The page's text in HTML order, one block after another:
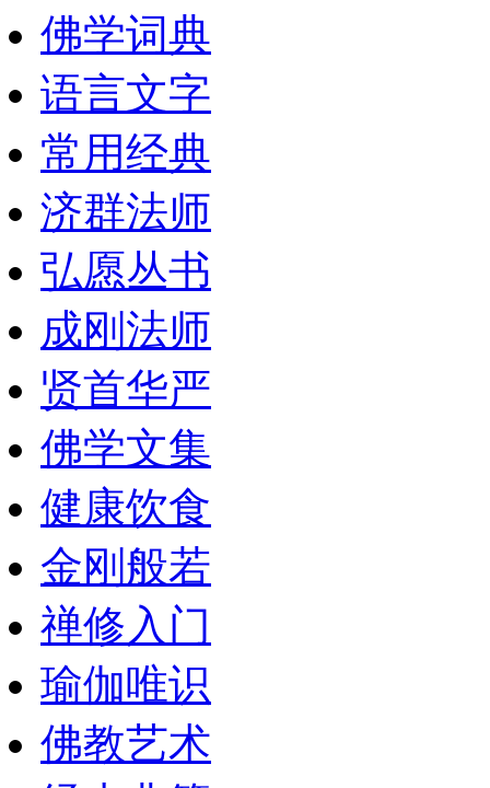
佛学词典
语言文字
常用经典
济群法师
弘愿丛书
成刚法师
贤首华严
佛学文集
健康饮食
金刚般若
禅修入门
瑜伽唯识
佛教艺术